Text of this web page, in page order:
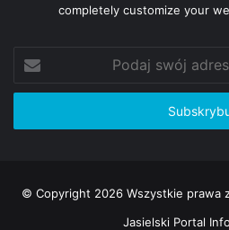
completely customize your
Podaj
swój
adres
© Copyright 2026 Wszystkie prawa
Jasielski Portal